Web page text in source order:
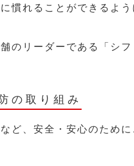
慣れることができるよ
のリーダーである「シ
の取り組み
ど、安全・安心のため